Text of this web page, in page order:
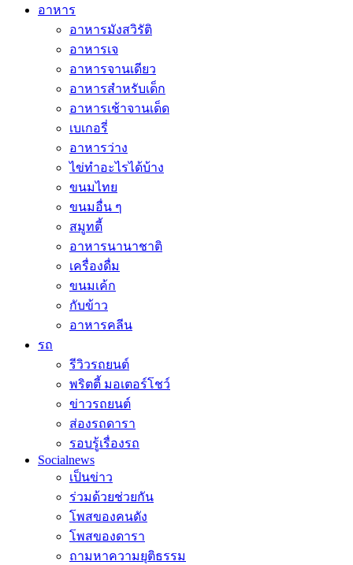
อาหาร
อาหารมังสวิรัติ
อาหารเจ
อาหารจานเดียว
อาหารสำหรับเด็ก
อาหารเช้าจานเด็ด
เบเกอรี่
อาหารว่าง
ไข่ทำอะไรได้บ้าง
ขนมไทย
ขนมอื่น ๆ
สมูทตี้
อาหารนานาชาติ
เครื่องดื่ม
ขนมเค้ก
กับข้าว
อาหารคลีน
รถ
รีวิวรถยนต์
พริตตี้ มอเตอร์โชว์
ข่าวรถยนต์
ส่องรถดารา
รอบรู้เรื่องรถ
Socialnews
เป็นข่าว
ร่วมด้วยช่วยกัน
โพสของคนดัง
โพสของดารา
ถามหาความยุติธรรม